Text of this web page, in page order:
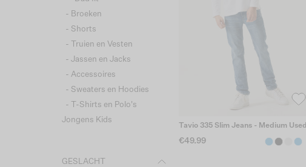
- Broeken
- Shorts
- Truien en Vesten
- Jassen en Jacks
- Accessoires
- Sweaters en Hoodies
- T-Shirts en Polo's
Jongens Kids
GESLACHT
Tavio 335 Slim Jeans - Medium Used
€49.99